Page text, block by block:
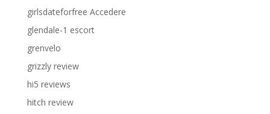
girlsdateforfree Accedere
glendale-1 escort
grenvelo
grizzly review
hi5 reviews
hitch review